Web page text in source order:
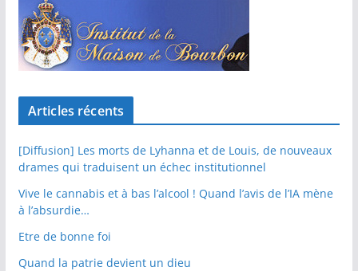
Articles récents
[Diffusion] Les morts de Lyhanna et de Louis, de nouveaux
drames qui traduisent un échec institutionnel
Vive le cannabis et à bas l’alcool ! Quand l’avis de l’IA mène
à l’absurdie…
Etre de bonne foi
Quand la patrie devient un dieu